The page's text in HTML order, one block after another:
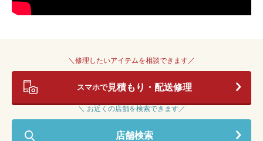
＼修理したいアイテムを相談できます／
スマホで見積もり・配送修理
＼ お近くの店舗を検索できます／
店舗検索